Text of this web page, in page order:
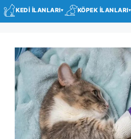
KEDİ İLANLARI▾ KÖPEK İLANLARI▾